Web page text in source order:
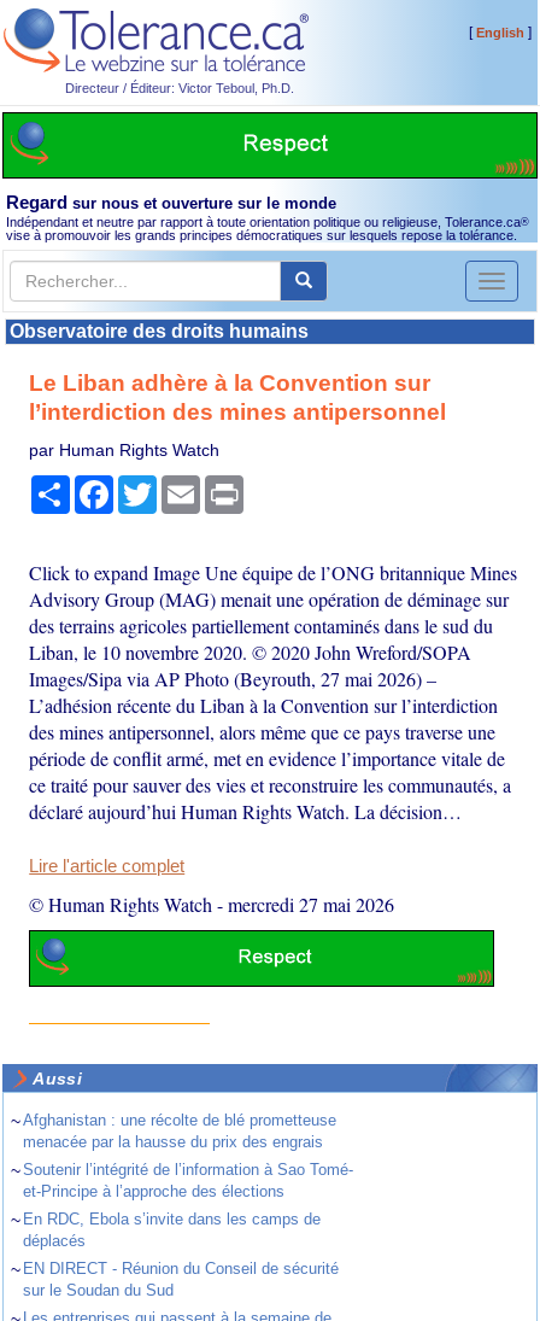
Directeur / Éditeur: Victor Teboul, Ph.D.
[English ]
Regard sur nous et ouverture sur le monde
Indépendant et neutre par rapport à toute orientation politique ou religieuse, Tolerance.ca®
vise à promouvoir les grands principes démocratiques sur lesquels repose la tolérance.
Toggle
Observatoire des droits humains
Le Liban adhère à la Convention sur
l’interdiction des mines antipersonnel
par Human Rights Watch
PartagerFacebook
TwitterEmail
Click to expand Image Une équipe de l’ONG britannique Mines
Advisory Group (MAG) menait une opération de déminage sur
des terrains agricoles partiellement contaminés dans le sud du
Liban, le 10 novembre 2020. © 2020 John Wreford/SOPA
Images/Sipa via AP Photo (Beyrouth, 27 mai 2026) –
L’adhésion récente du Liban à la Convention sur l’interdiction
des mines antipersonnel, alors même que ce pays traverse une
période de conflit armé, met en evidence l’importance vitale de
ce traité pour sauver des vies et reconstruire les communautés, a
déclaré aujourd’hui Human Rights Watch. La décision…
Lire l'article complet
© Human Rights Watch -mercredi 27 mai 2026
Aussi
~Afghanistan : une récolte de blé prometteuse
menacée par la hausse du prix des engrais
~Soutenir l’intégrité de l’information à Sao Tomé-
et-Principe à l’approche des élections
~ En RDC, Ebola s’invite dans les camps de
déplacés
~ EN DIRECT - Réunion du Conseil de sécurité
sur le Soudan du Sud